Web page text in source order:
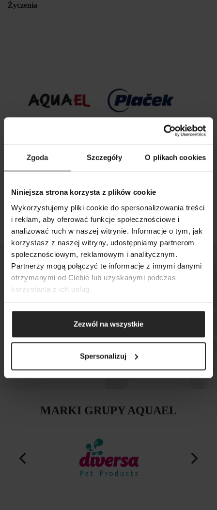
Zgoda Szczegóły O plikach cookies
Niniejsza strona korzysta z plików cookie
Wykorzystujemy pliki cookie do spersonalizowania treści
i reklam, aby oferować funkcje społecznościowe i
analizować ruch w naszej witrynie. Informacje o tym, jak
korzystasz z naszej witryny, udostępniamy partnerom
społecznościowym, reklamowym i analitycznym.
Partnerzy mogą połączyć te informacje z innymi danymi
otrzymanymi od Ciebie lub uzyskanymi podczas
korzystania z ich usług.
Zezwól na wszystkie
Spersonalizuj
Życzenia
Aquael i Grupa Plaček zawarły umowę o strategicznej
współpracy
Sprawdź, gdzie kupisz
MARKI GRUPY AQUAEL
SZUKAJ